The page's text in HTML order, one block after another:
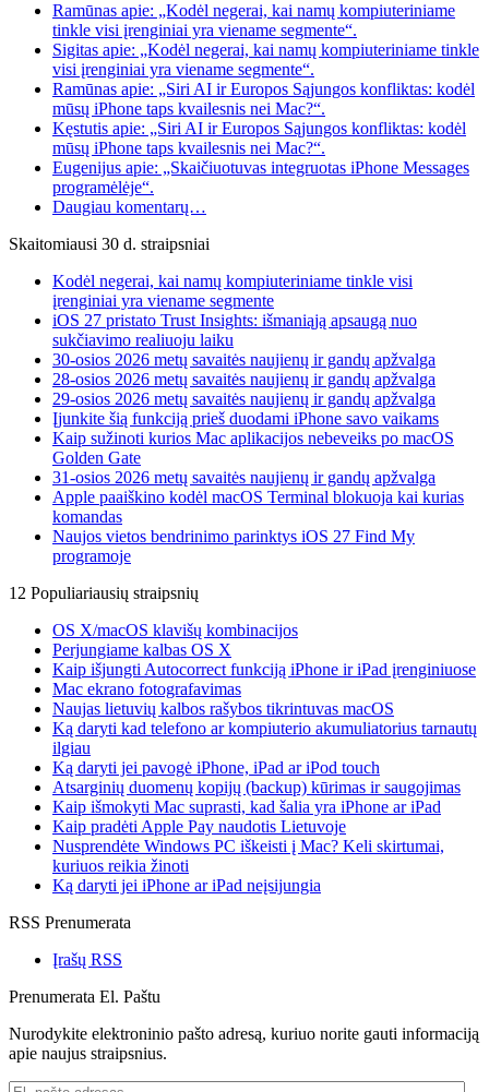
Ramūnas apie: „Kodėl negerai, kai namų kompiuteriniame
tinkle visi įrenginiai yra viename segmente“.
Sigitas apie: „Kodėl negerai, kai namų kompiuteriniame tinkle
visi įrenginiai yra viename segmente“.
Ramūnas apie: „Siri AI ir Europos Sąjungos konfliktas: kodėl
mūsų iPhone taps kvailesnis nei Mac?“.
Kęstutis apie: „Siri AI ir Europos Sąjungos konfliktas: kodėl
mūsų iPhone taps kvailesnis nei Mac?“.
Eugenijus apie: „Skaičiuotuvas integruotas iPhone Messages
programėlėje“.
Daugiau komentarų…
Skaitomiausi 30 d. straipsniai
Kodėl negerai, kai namų kompiuteriniame tinkle visi
įrenginiai yra viename segmente
iOS 27 pristato Trust Insights: išmaniąją apsaugą nuo
sukčiavimo realiuoju laiku
30-osios 2026 metų savaitės naujienų ir gandų apžvalga
28-osios 2026 metų savaitės naujienų ir gandų apžvalga
29-osios 2026 metų savaitės naujienų ir gandų apžvalga
Įjunkite šią funkciją prieš duodami iPhone savo vaikams
Kaip sužinoti kurios Mac aplikacijos nebeveiks po macOS
Golden Gate
31-osios 2026 metų savaitės naujienų ir gandų apžvalga
Apple paaiškino kodėl macOS Terminal blokuoja kai kurias
komandas
Naujos vietos bendrinimo parinktys iOS 27 Find My
programoje
12 Populiariausių straipsnių
OS X/macOS klavišų kombinacijos
Perjungiame kalbas OS X
Kaip išjungti Autocorrect funkciją iPhone ir iPad įrenginiuose
Mac ekrano fotografavimas
Naujas lietuvių kalbos rašybos tikrintuvas macOS
Ką daryti kad telefono ar kompiuterio akumuliatorius tarnautų
ilgiau
Ką daryti jei pavogė iPhone, iPad ar iPod touch
Atsarginių duomenų kopijų (backup) kūrimas ir saugojimas
Kaip išmokyti Mac suprasti, kad šalia yra iPhone ar iPad
Kaip pradėti Apple Pay naudotis Lietuvoje
Nusprendėte Windows PC iškeisti į Mac? Keli skirtumai,
kuriuos reikia žinoti
Ką daryti jei iPhone ar iPad neįsijungia
RSS Prenumerata
Įrašų RSS
Prenumerata El. Paštu
Nurodykite elektroninio pašto adresą, kuriuo norite gauti informaciją
apie naujus straipsnius.